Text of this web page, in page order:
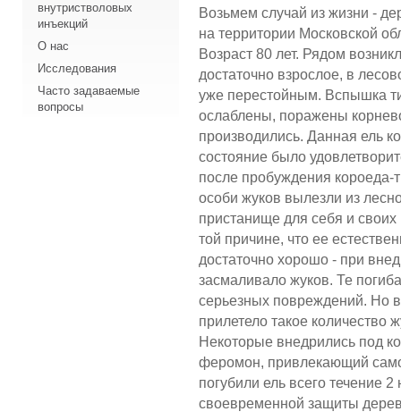
внутристволовых
инъекций
О нас
Исследования
Часто задаваемые
вопросы
Возьмем случай из жизни -
на территории Московской
Возраст 80 лет. Рядом
достаточно взрослое, в
уже перестойным. Вспышка
ослаблены, поражены
производились. Данная ель
состояние было
после пробуждения короеда-
особи жуков вылезли из
пристанище для себя и
той причине, что ее
достаточно хорошо - при
засмаливало жуков. Те
серьезных повреждений. Но
прилетело такое количество
Некоторые внедрились под
феромон, привлекающий
погубили ель всего течение
своевременной защиты